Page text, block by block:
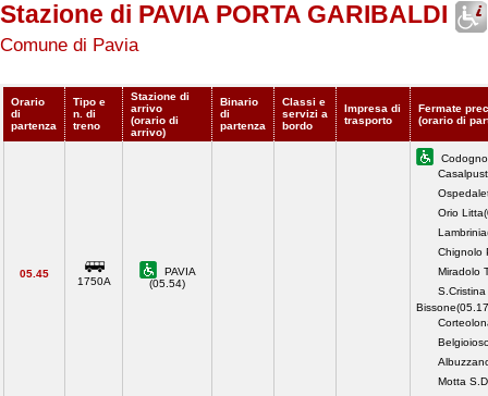
Stazione di PAVIA PORTA GARIBALDI
Comune di Pavia
Orario
di
partenza
Tipo e
n. di
treno
Stazione di
arrivo
(orario di
arrivo)
Binario
di
partenza
Classi e
servizi a
bordo
Impresa di
trasporto
Fermate
(orario di
05.45
1750A
PAVIA
(05.54)
Orio
Chignolo
Miradolo
S.Cristina
Motta